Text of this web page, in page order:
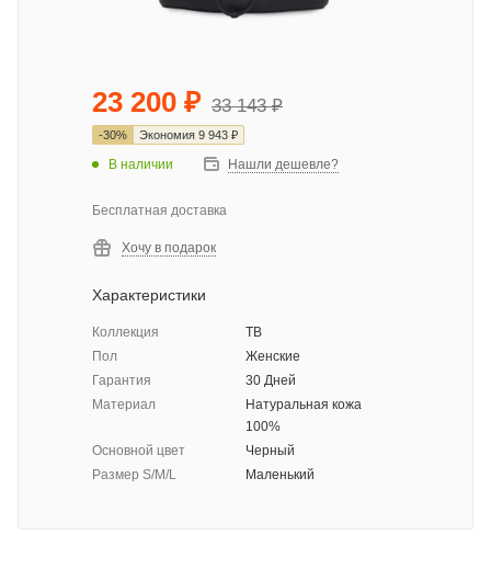
23 200 ₽ 33 143₽
-30% Экономия 9 943 ₽
В наличии Нашли дешевле?
Бесплатная доставка
Хочу в подарок
Характеристики
Коллекция
TB
Пол
Женские
Гарантия
30 Дней
Материал
Натуральная кожа
100%
Основной цвет
Черный
Размер S/M/L
Маленький